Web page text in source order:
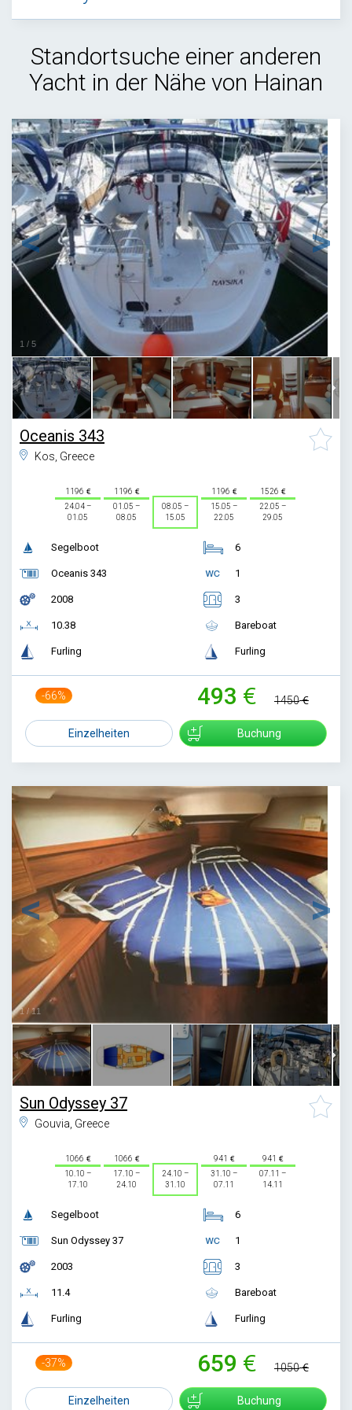
Standortsuche einer anderen
Yacht in der Nähe von Hainan
1 / 5
Oceanis 343
Kos, Greece
1196
24.04 –
01.05
1196
01.05 –
08.05
08.05 –
15.05
1196
15.05 –
22.05
1526
22.05 –
29.05
Segelboot
Oceanis 343
2008
10.38
Furling
6
1
3
Bareboat
Furling
-66% 493 1450
Einzelheiten Buchung
1 /11
Sun Odyssey 37
Gouvia, Greece
1066
10.10 –
17.10
1066
17.10 –
24.10
24.10 –
31.10
941
31.10 –
07.11
941
07.11 –
14.11
Segelboot
Sun Odyssey 37
2003
11.4
Furling
6
1
3
Bareboat
Furling
-37% 659 1050
Einzelheiten Buchung